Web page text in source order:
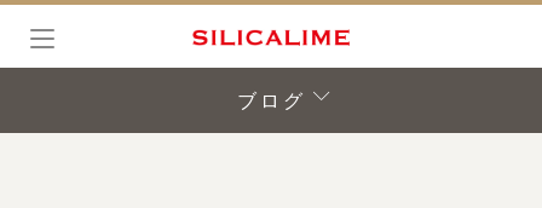
SILICALIME
ブログ